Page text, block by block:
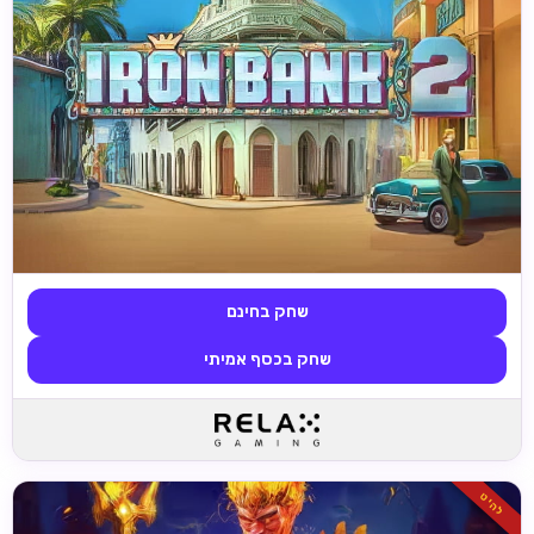
שחק בחינם
שחק בכסף אמיתי
להיט